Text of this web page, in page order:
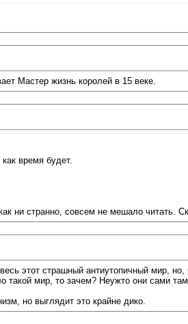
Мастер жизнь королей в 15 веке.
время будет.
ни странно, совсем не мешало читать.
этот страшный антиутопичный мир,
такой мир, то зачем? Неужто они сами
но выглядит это крайне дико.